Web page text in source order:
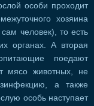
особи проходит
хозяина
человек), то есть
органах. А вторая
поедают
мясо животных, не
а также
особь наступает